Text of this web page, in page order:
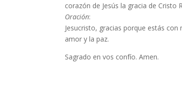
corazón de Jesús la gracia de Cristo
Oración:
Jesucristo, gracias porque estás
amor y la paz.
Sagrado en vos confío. Amen.